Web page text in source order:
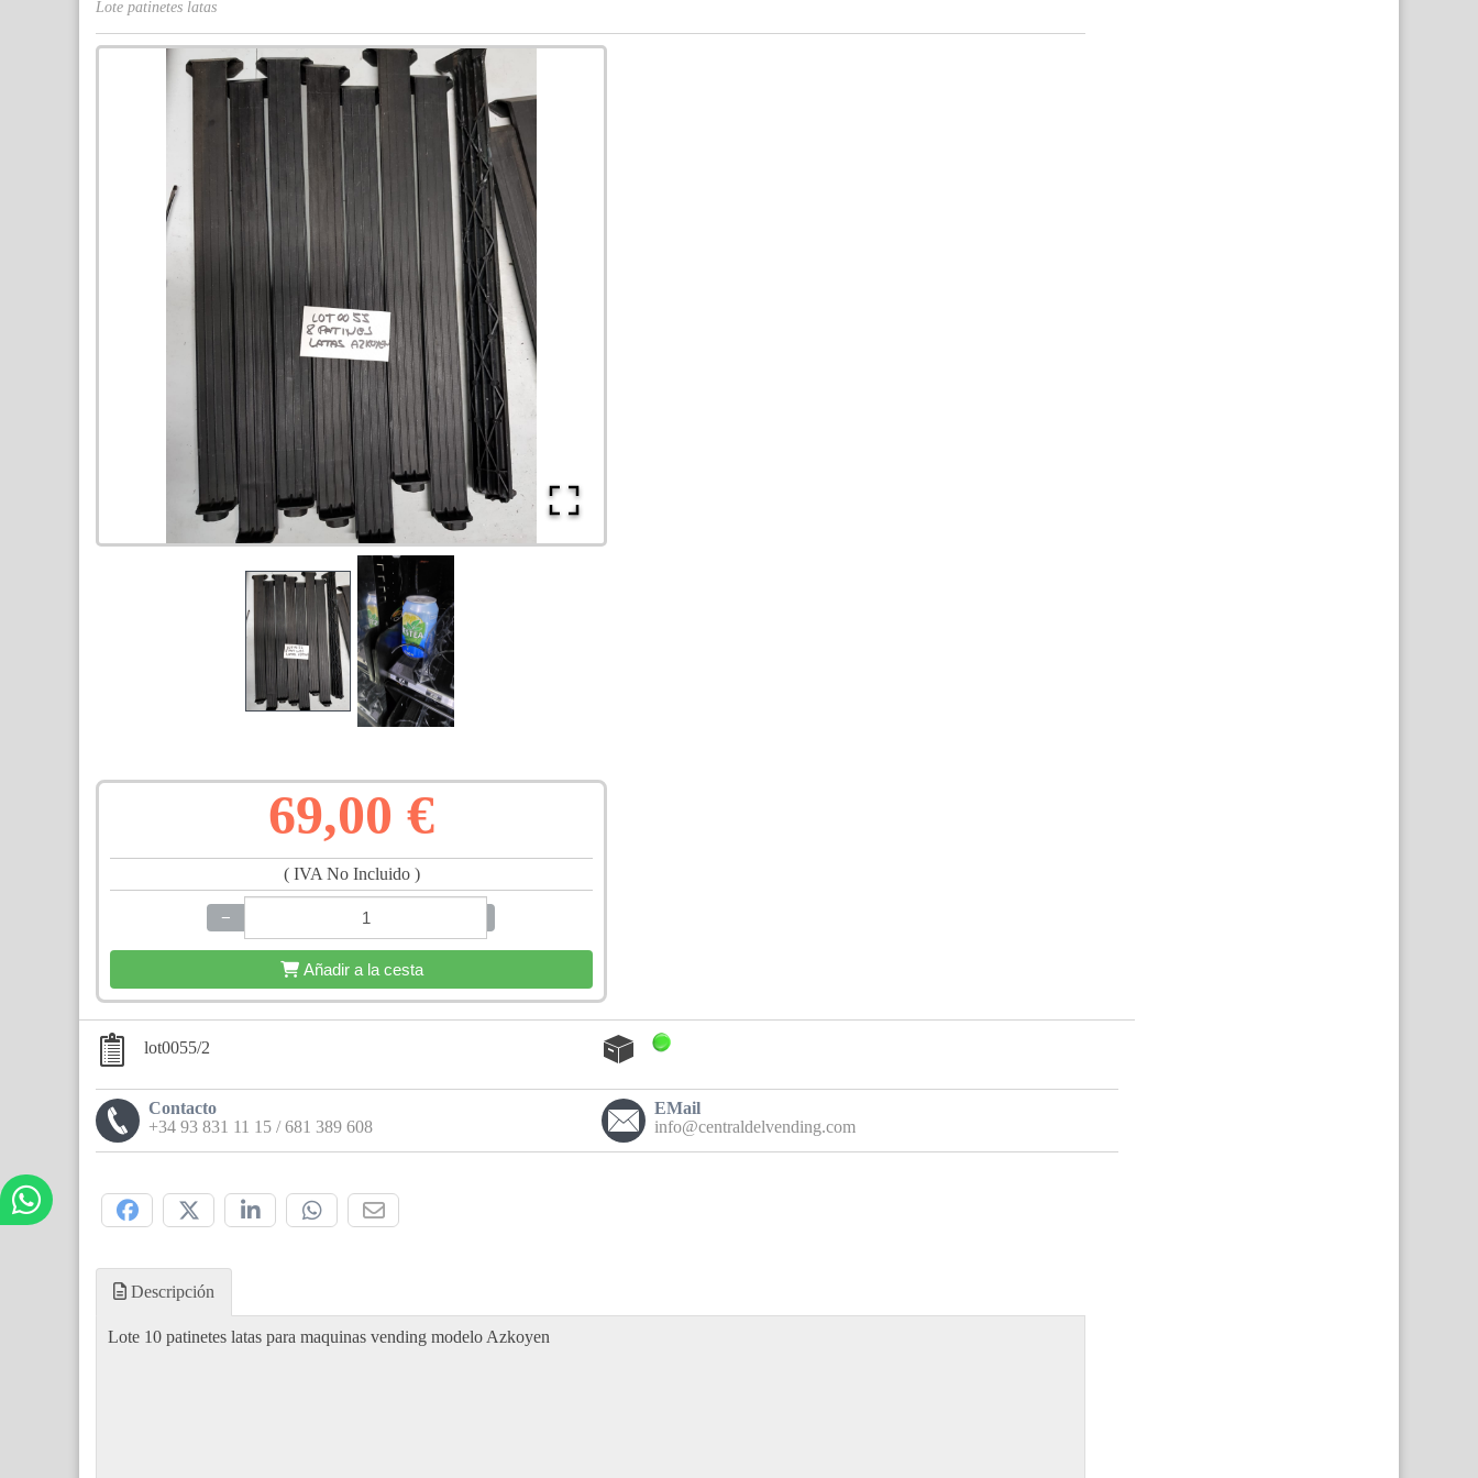
Lote patinetes latas
69,00 €
( IVA No Incluido )
−
Añadir a la cesta
lot0055/2
Contacto
+34 93 831 11 15 / 681 389 608
EMail
info@centraldelvending.com
Descripción
Lote 10 patinetes latas para maquinas vending modelo Azkoyen